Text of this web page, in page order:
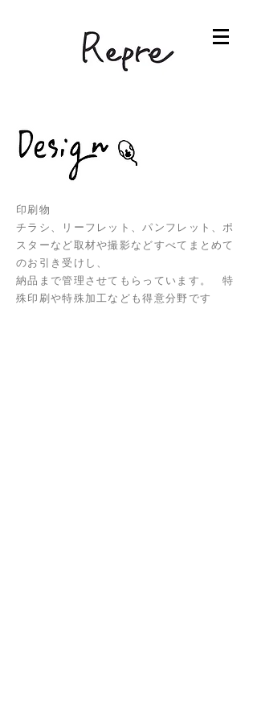
印刷物
チラシ、リーフレット、パンフレット、ポ
スターなど取材や撮影などすべてまとめて
のお引き受けし、
納品まで管理させてもらっています。 特
殊印刷や特殊加工なども得意分野です